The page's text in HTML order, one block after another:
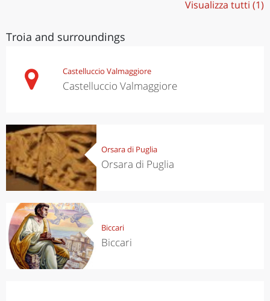
Visualizza tutti (1)
Troia and surroundings
Castelluccio Valmaggiore
Castelluccio Valmaggiore
Orsara di Puglia
Orsara di Puglia
Biccari
Biccari